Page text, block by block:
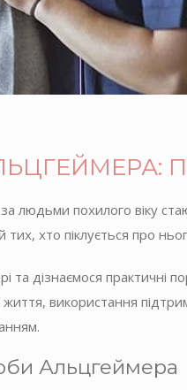
людьми похилого віку
хто піклується про
дізнаємося практичні
життя, використання
Альцгеймера